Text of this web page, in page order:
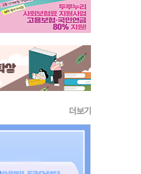
더보기